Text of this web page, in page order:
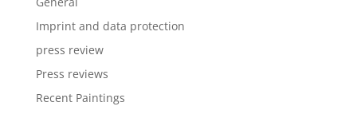
Imprint and data protection
press review
Press reviews
Recent Paintings